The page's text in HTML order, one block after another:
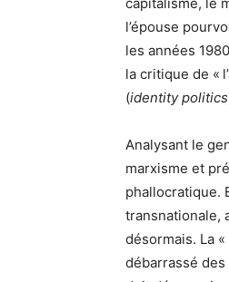
l’épouse
les années
la critique de «
(identity politics
Analysant le
marxisme et
phallocratique.
transnationale,
désormais. La
débarrassé